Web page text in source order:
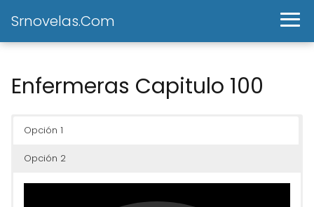
Srnovelas.Com
Enfermeras Capitulo 100
Opción 1
Opción 2